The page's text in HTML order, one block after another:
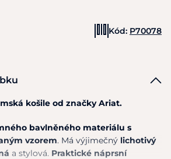
Kód: P70078
košile od značky Ariat.
bavlněného materiálu s
vzorem. Má výjimečný lichotivý
a stylová. Praktické náprsní